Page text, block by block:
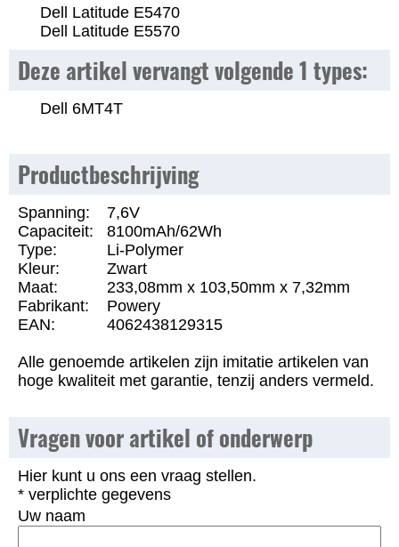
Dell Latitude E5470
Dell Latitude E5570
Deze artikel vervangt volgende 1 types:
Dell 6MT4T
Productbeschrijving
Spanning:
7,6V
Capaciteit:
8100mAh/62Wh
Type:
Li-Polymer
Kleur:
Zwart
Maat:
233,08mm x 103,50mm x 7,32mm
Fabrikant:
Powery
EAN:
4062438129315
Alle genoemde artikelen zijn imitatie artikelen van
hoge kwaliteit met garantie, tenzij anders vermeld.
Vragen voor artikel of onderwerp
Hier kunt u ons een vraag stellen.
* verplichte gegevens
Uw naam